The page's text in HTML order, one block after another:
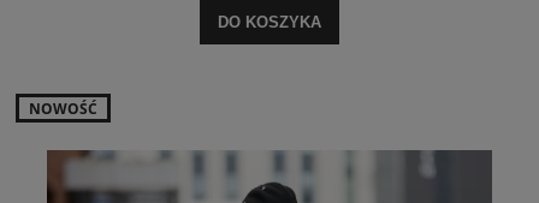
DO KOSZYKA
NOWOŚĆ